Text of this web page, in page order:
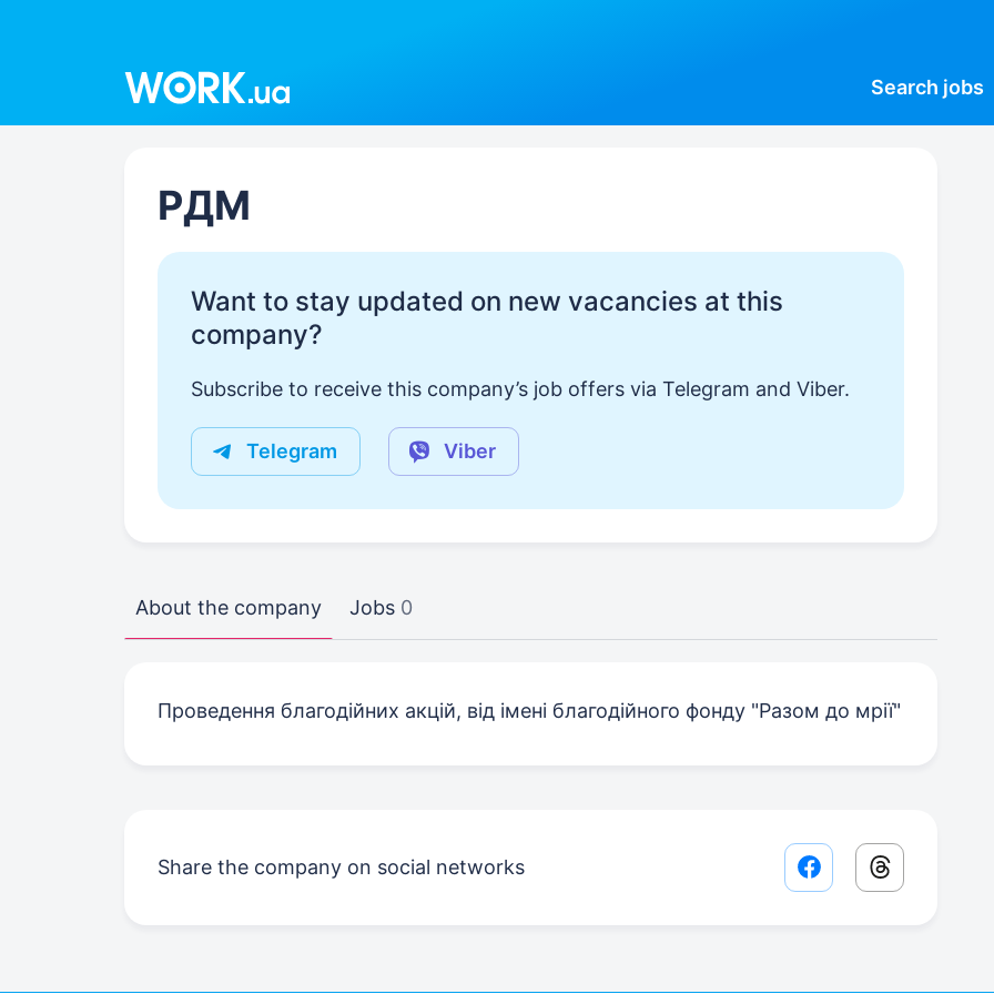
Search jobs
РДМ
Want to stay updated on new vacancies at this
company?
Subscribe to receive this company’s job offers via Telegram and Viber.
Telegram Viber
About the company Jobs 0
Проведення благодійних акцій, від імені благодійного фонду "Разом до мрії"
Share the company on social networks Facebook share link
Threads